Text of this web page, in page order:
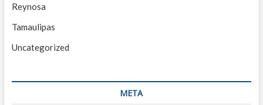
Reynosa
Tamaulipas
Uncategorized
META